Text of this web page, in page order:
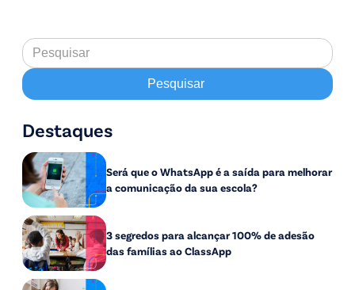
Destaques
Será que o WhatsApp é a saída para melhorar
a comunicação da sua escola?
3 segredos para alcançar 100% de adesão
das famílias ao ClassApp